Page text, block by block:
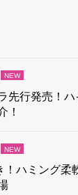
先行発売！
！
！ハミング柔